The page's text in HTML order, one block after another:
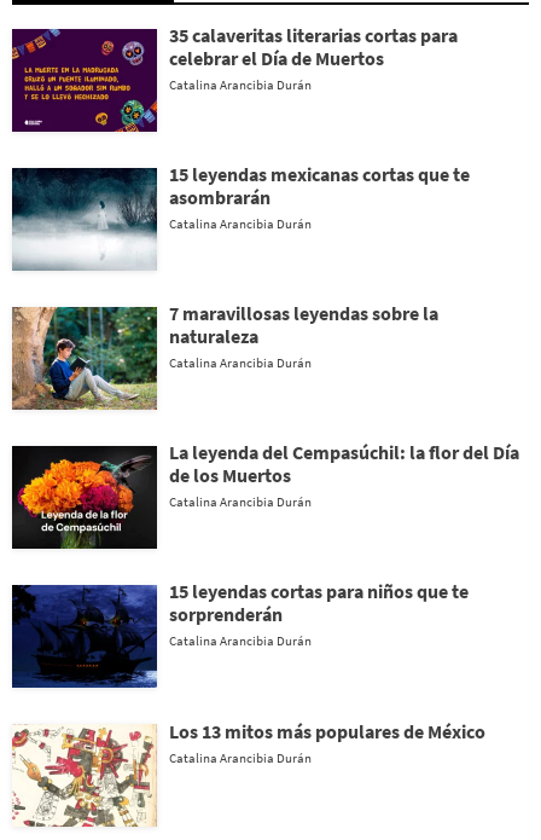
35 calaveritas literarias cortas para
celebrar el Día de Muertos
Catalina Arancibia Durán
15 leyendas mexicanas cortas que te
asombrarán
Catalina Arancibia Durán
7 maravillosas leyendas sobre la
naturaleza
Catalina Arancibia Durán
La leyenda del Cempasúchil: la flor del Día
de los Muertos
Catalina Arancibia Durán
15 leyendas cortas para niños que te
sorprenderán
Catalina Arancibia Durán
Los 13 mitos más populares de México
Catalina Arancibia Durán